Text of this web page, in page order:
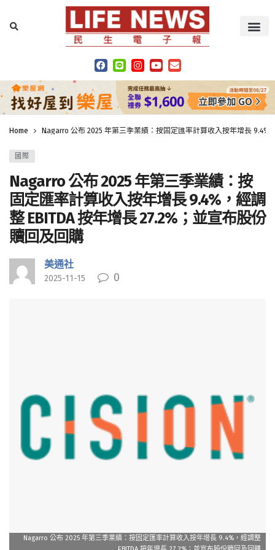
Home Nagarro 公布 2025 年第三季業績：按固定匯率計算收入按年增長 9.4%
國際
Nagarro 公布 2025 年第三季業績：按
固定匯率計算收入按年增長 9.4%，經調
整 EBITDA 按年增長 27.2%；並宣布股份
贖回及回購
美通社
2025-11-15 0
Nagarro 公布 2025 年第三季業績：按固定匯率計算收入按年增長 9.4%，經調整